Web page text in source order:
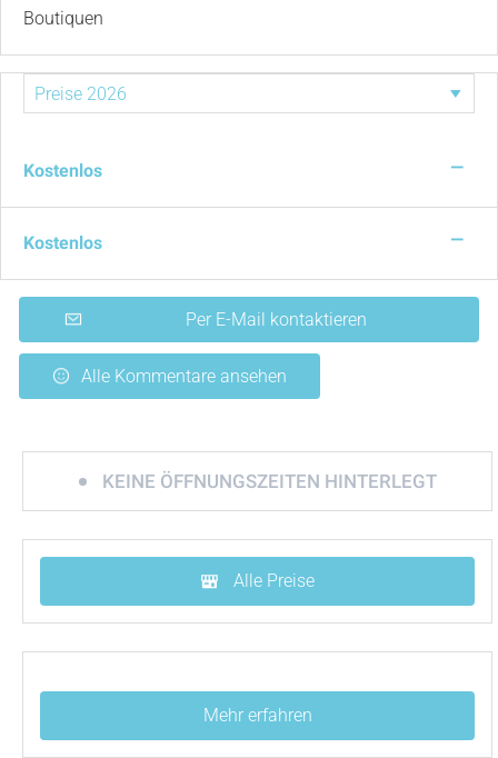
Boutiquen
Kostenlos —
Kostenlos —
Per E-Mail kontaktieren
Alle Kommentare ansehen
KEINE ÖFFNUNGSZEITEN HINTERLEGT
Alle Preise
Mehr erfahren